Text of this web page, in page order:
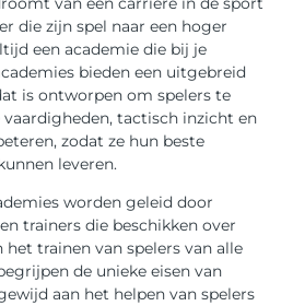
die zijn spel naar een hoger
een academie die bij je
bieden een uitgebreid
is ontworpen om spelers te
tactisch inzicht en
zodat ze hun beste
leveren.
worden geleid door
trainers die beschikken over
trainen van spelers van alle
de unieke eisen van
aan het helpen van spelers